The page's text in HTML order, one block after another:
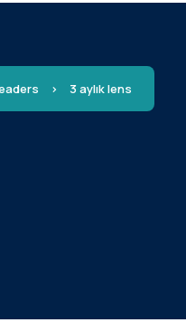
> 3 aylık lens